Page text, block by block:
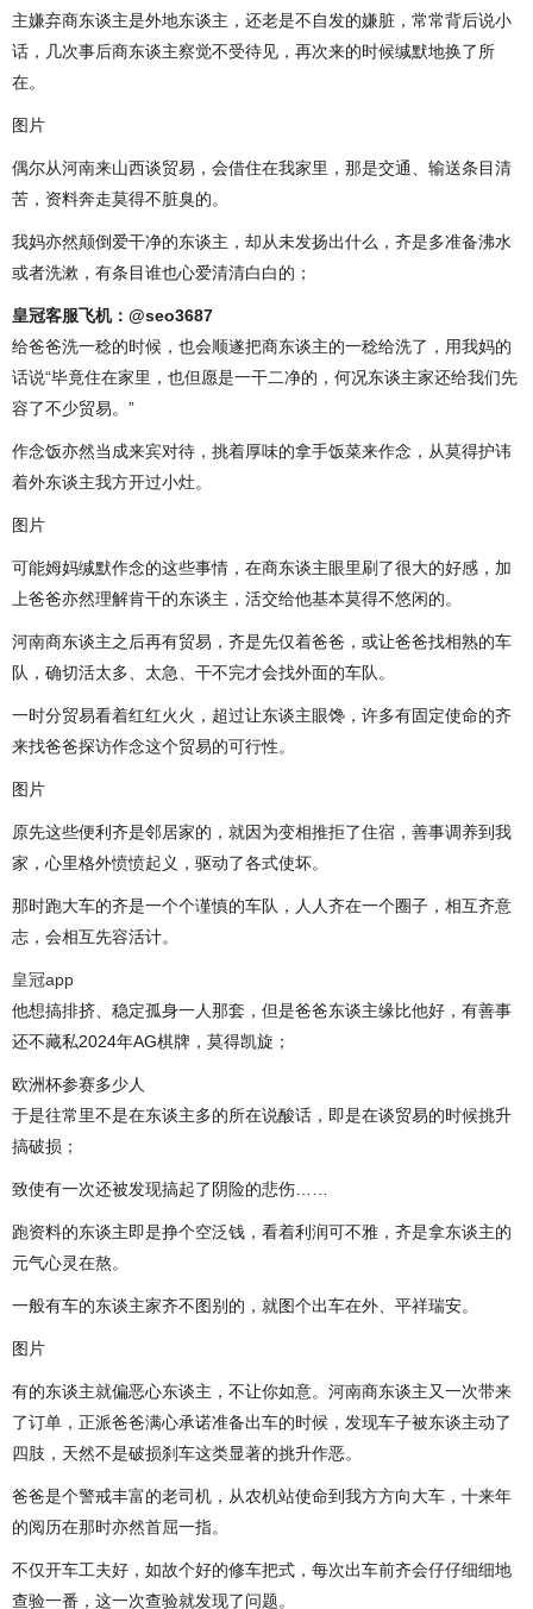
主嫌弃商东谈主是外地东谈主，还老是不自发的嫌脏，常常背后说小
话，几次事后商东谈主察觉不受待见，再次来的时候缄默地换了所
在。
图片
偶尔从河南来山西谈贸易，会借住在我家里，那是交通、输送条目清
苦，资料奔走莫得不脏臭的。
我妈亦然颠倒爱干净的东谈主，却从未发扬出什么，齐是多准备沸水
或者洗漱，有条目谁也心爱清清白白的；
皇冠客服飞机：@seo3687
给爸爸洗一稔的时候，也会顺遂把商东谈主的一稔给洗了，用我妈的
话说“毕竟住在家里，也但愿是一干二净的，何况东谈主家还给我们先
容了不少贸易。”
作念饭亦然当成来宾对待，挑着厚味的拿手饭菜来作念，从莫得护讳
着外东谈主我方开过小灶。
图片
可能姆妈缄默作念的这些事情，在商东谈主眼里刷了很大的好感，加
上爸爸亦然理解肯干的东谈主，活交给他基本莫得不悠闲的。
河南商东谈主之后再有贸易，齐是先仅着爸爸，或让爸爸找相熟的车
队，确切活太多、太急、干不完才会找外面的车队。
一时分贸易看着红红火火，超过让东谈主眼馋，许多有固定使命的齐
来找爸爸探访作念这个贸易的可行性。
图片
原先这些便利齐是邻居家的，就因为变相推拒了住宿，善事调养到我
家，心里格外愤愤起义，驱动了各式使坏。
那时跑大车的齐是一个个谨慎的车队，人人齐在一个圈子，相互齐意
志，会相互先容活计。
皇冠app
他想搞排挤、稳定孤身一人那套，但是爸爸东谈主缘比他好，有善事
还不藏私2024年AG棋牌，莫得凯旋；
欧洲杯参赛多少人
于是往常里不是在东谈主多的所在说酸话，即是在谈贸易的时候挑升
搞破损；
致使有一次还被发现搞起了阴险的悲伤……
跑资料的东谈主即是挣个空泛钱，看着利润可不雅，齐是拿东谈主的
元气心灵在熬。
一般有车的东谈主家齐不图别的，就图个出车在外、平祥瑞安。
图片
有的东谈主就偏恶心东谈主，不让你如意。河南商东谈主又一次带来
了订单，正派爸爸满心承诺准备出车的时候，发现车子被东谈主动了
四肢，天然不是破损刹车这类显著的挑升作恶。
爸爸是个警戒丰富的老司机，从农机站使命到我方方向大车，十来年
的阅历在那时亦然首屈一指。
不仅开车工夫好，如故个好的修车把式，每次出车前齐会仔仔细细地
查验一番，这一次查验就发现了问题。